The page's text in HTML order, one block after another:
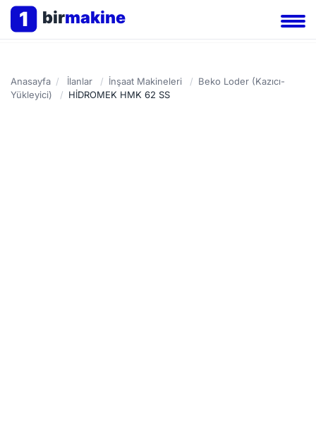
1 birmakine
Anasayfa / İlanlar / İnşaat Makineleri / Beko Loder (Kazıcı-
Yükleyici)
/ HİDROMEK HMK 62 SS